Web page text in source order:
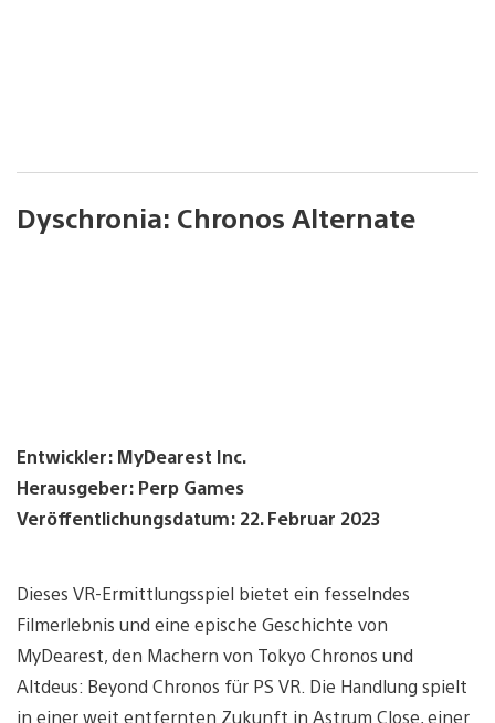
Dyschronia: Chronos Alternate
Entwickler: MyDearest Inc.
Herausgeber: Perp Games
Veröffentlichungsdatum: 22. Februar 2023
Dieses VR-Ermittlungsspiel bietet ein fesselndes
Filmerlebnis und eine epische Geschichte von
MyDearest, den Machern von Tokyo Chronos und
Altdeus: Beyond Chronos für PS VR. Die Handlung spielt
in einer weit entfernten Zukunft in Astrum Close, einer